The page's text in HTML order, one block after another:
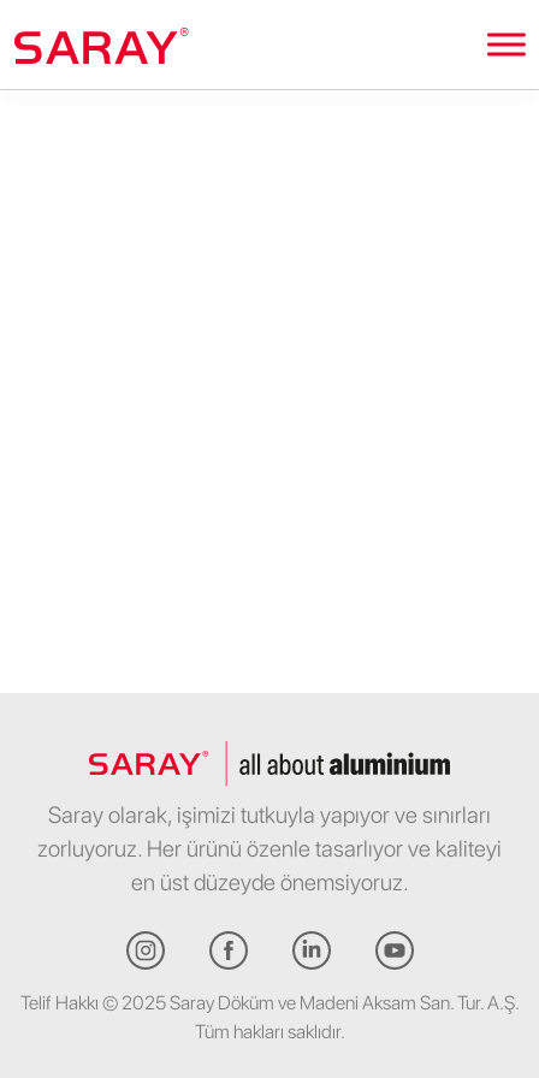
Saray olarak, işimizi tutkuyla yapıyor ve sınırları
zorluyoruz. Her ürünü özenle tasarlıyor ve kaliteyi
en üst düzeyde önemsiyoruz.
Telif Hakkı © 2025 Saray Döküm ve Madeni Aksam San. Tur. A.Ş.
Tüm hakları saklıdır.